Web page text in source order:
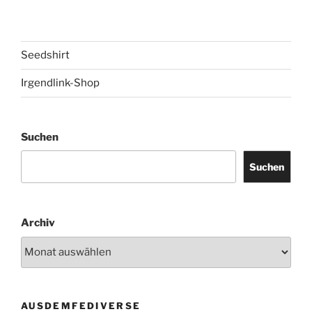
Seedshirt
Irgendlink-Shop
Suchen
Suchen
Archiv
AUSDEMFEDIVERSE